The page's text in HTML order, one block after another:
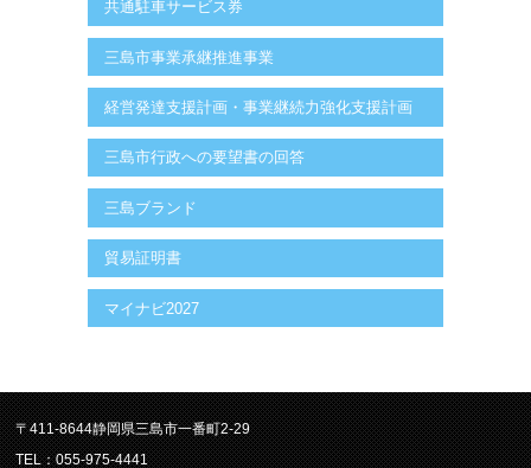
共通駐車サービス券
三島市事業承継推進事業
経営発達支援計画・事業継続力強化支援計画
三島市行政への要望書の回答
三島ブランド
貿易証明書
マイナビ2027
〒411-8644静岡県三島市一番町2-29
TEL：055-975-4441